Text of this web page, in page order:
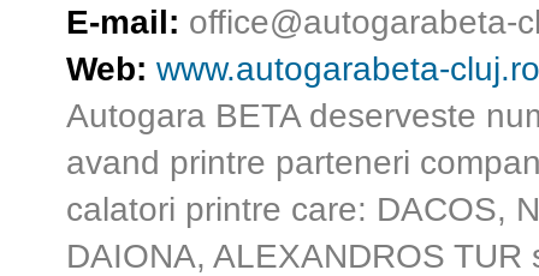
E-mail: office@autogarabeta-
Web: www.autogarabeta-cluj.ro
Autogara BETA deserveste
avand printre parteneri
calatori printre care: DACOS,
DAIONA, ALEXANDROS